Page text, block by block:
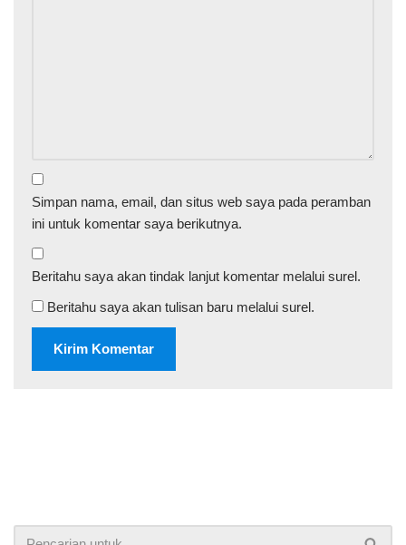
Simpan nama, email, dan situs web saya pada peramban
ini untuk komentar saya berikutnya.
Beritahu saya akan tindak lanjut komentar melalui surel.
Beritahu saya akan tulisan baru melalui surel.